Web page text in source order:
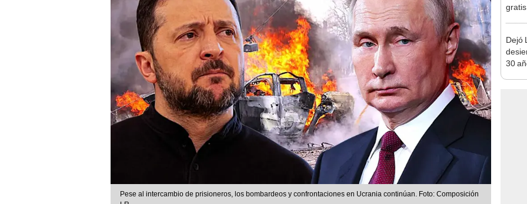
Pese al intercambio de prisioneros, los bombardeos y confrontaciones en Ucrania continúan. Foto: Composición
LR.
para
30
de